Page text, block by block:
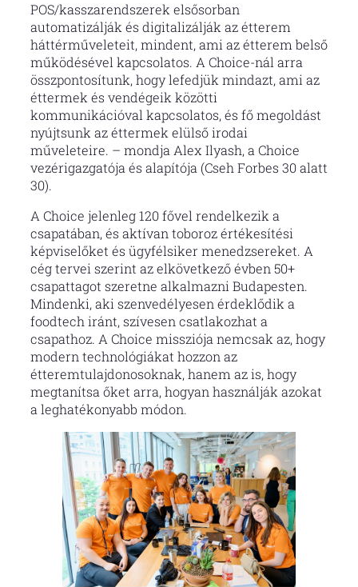
POS/kasszarendszerek elsősorban
automatizálják és digitalizálják az étterem
háttérműveleteit, mindent, ami az étterem belső
működésével kapcsolatos. A Choice-nál arra
összpontosítunk, hogy lefedjük mindazt, ami az
éttermek és vendégeik közötti
kommunikációval kapcsolatos, és fő megoldást
nyújtsunk az éttermek elülső irodai
műveleteire. – mondja Alex Ilyash, a Choice
vezérigazgatója és alapítója (Cseh Forbes 30 alatt
30).
A Choice jelenleg 120 fővel rendelkezik a
csapatában, és aktívan toboroz értékesítési
képviselőket és ügyfélsiker menedzsereket. A
cég tervei szerint az elkövetkező évben 50+
csapattagot szeretne alkalmazni Budapesten.
Mindenki, aki szenvedélyesen érdeklődik a
foodtech iránt, szívesen csatlakozhat a
csapathoz. A Choice missziója nemcsak az, hogy
modern technológiákat hozzon az
étteremtulajdonosoknak, hanem az is, hogy
megtanítsa őket arra, hogyan használják azokat
a leghatékonyabb módon.